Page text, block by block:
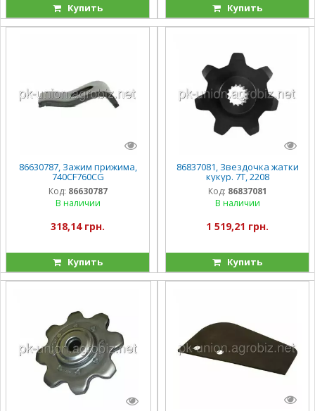
Купить Купить
86630787, Зажим прижима,
740CF760CG
Код: 86630787
В наличии
318,14 грн.
Купить
86837081, Звездочка жатки
кукур. 7Т, 2208
Код: 86837081
В наличии
1 519,21 грн.
Купить